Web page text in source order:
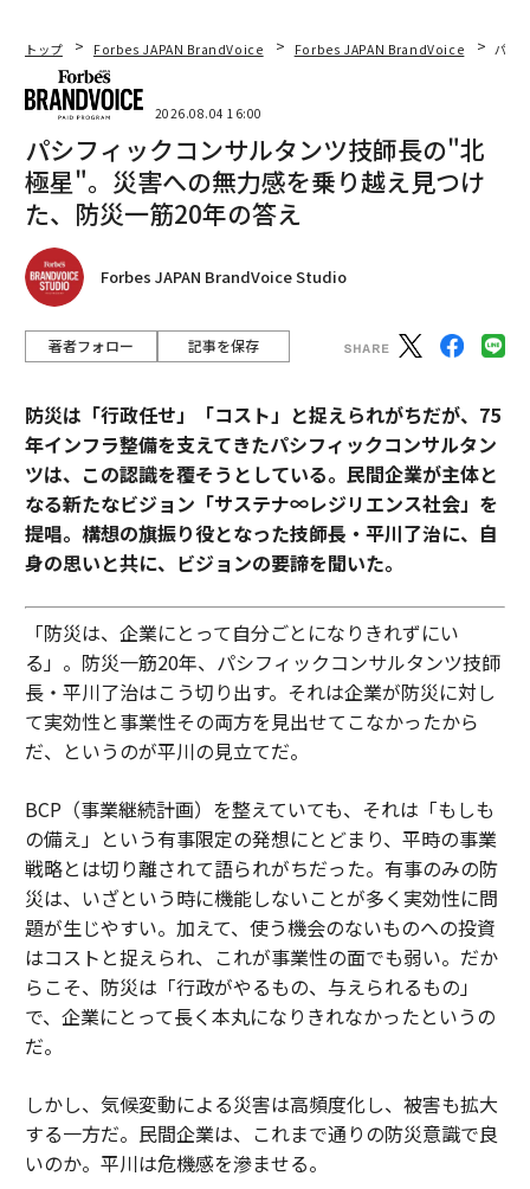
トップ Forbes JAPAN BrandVoice Forbes JAPAN BrandVoice パシ
2026.08.04 16:00
パシフィックコンサルタンツ技師長の"北
極星"。災害への無力感を乗り越え見つけ
た、防災一筋20年の答え
Forbes JAPAN BrandVoice Studio
著者フォロー 記事を保存
防災は「行政任せ」「コスト」と捉えられがちだが、75
年インフラ整備を支えてきたパシフィックコンサルタン
ツは、この認識を覆そうとしている。民間企業が主体と
なる新たなビジョン「サステナ∞レジリエンス社会」を
提唱。構想の旗振り役となった技師長・平川了治に、自
身の思いと共に、ビジョンの要諦を聞いた。
「防災は、企業にとって自分ごとになりきれずにい
る」。防災一筋20年、パシフィックコンサルタンツ技師
長・平川了治はこう切り出す。それは企業が防災に対し
て実効性と事業性その両方を見出せてこなかったから
だ、というのが平川の見立てだ。
BCP（事業継続計画）を整えていても、それは「もしも
の備え」という有事限定の発想にとどまり、平時の事業
戦略とは切り離されて語られがちだった。有事のみの防
災は、いざという時に機能しないことが多く実効性に問
題が生じやすい。加えて、使う機会のないものへの投資
はコストと捉えられ、これが事業性の面でも弱い。だか
らこそ、防災は「行政がやるもの、与えられるもの」
で、企業にとって長く本丸になりきれなかったというの
だ。
しかし、気候変動による災害は高頻度化し、被害も拡大
する一方だ。民間企業は、これまで通りの防災意識で良
いのか。平川は危機感を滲ませる。